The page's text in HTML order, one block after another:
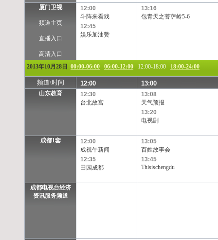
厦门卫视
频道主页
直播入口
高清入口
12:00
斗阵来看戏
12:45
娱乐加油赞
13:16
包青天之菩萨岭5-6
2013年10月28日 00:00-06:00 06:00-12:00 12:00-18:00 18:00-24:00
频道\时间 12:00 13:00
山东教育
12:30
台北故宫
13:08
天气预报
13:20
电视剧
成都1套
12:00
成视午新闻
12:35
田园成都
13:05
百姓故事会
13:45
Thisischengdu
成都电视台经济
资讯服务频道